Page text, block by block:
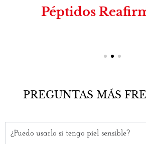
Péptidos
PREGUNTAS MÁS
¿Puedo usarlo si tengo piel sensible?